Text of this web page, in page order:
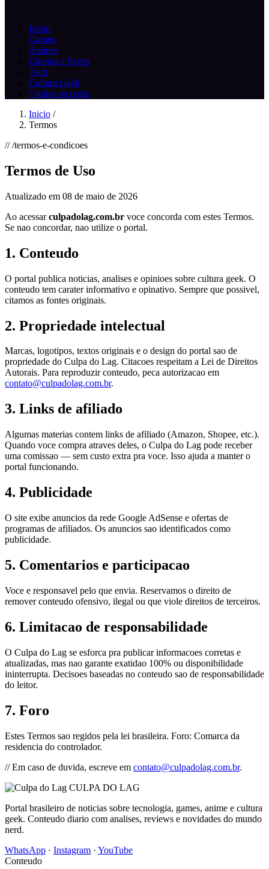
Inicio
Games
Animes
Cinema e Series
Tech
Cultura Geek
// todos os posts
Inicio /
Termos
// /termos-e-condicoes
Termos de Uso
Atualizado em 08 de maio de 2026
Ao acessarculpadolag.com.br voce concorda com estes Termos.
Se nao concordar, nao utilize o portal.
1. Conteudo
O portal publica noticias, analises e opinioes sobre cultura geek. O
conteudo tem carater informativo e opinativo. Sempre que possivel,
citamos as fontes originais.
2. Propriedade intelectual
Marcas, logotipos, textos originais e o design do portal sao de
propriedade do Culpa do Lag. Citacoes respeitam a Lei de Direitos
Autorais. Para reproduzir conteudo, peca autorizacao em
contato@culpadolag.com.br.
3. Links de afiliado
Algumas materias contem links de afiliado (Amazon, Shopee, etc.).
Quando voce compra atraves deles, o Culpa do Lag pode receber
uma comissao — sem custo extra pra voce. Isso ajuda a manter o
portal funcionando.
4. Publicidade
O site exibe anuncios da rede Google AdSense e ofertas de
programas de afiliados. Os anuncios sao identificados como
publicidade.
5. Comentarios e participacao
Voce e responsavel pelo que envia. Reservamos o direito de
remover conteudo ofensivo, ilegal ou que viole direitos de terceiros.
6. Limitacao de responsabilidade
O Culpa do Lag se esforca pra publicar informacoes corretas e
atualizadas, mas nao garante exatidao 100% ou disponibilidade
ininterrupta. Decisoes baseadas no conteudo sao de responsabilidade
do leitor.
7. Foro
Estes Termos sao regidos pela lei brasileira. Foro: Comarca da
residencia do controlador.
// Em caso de duvida, escreve em contato@culpadolag.com.br.
CULPA DO LAG
Portal brasileiro de noticias sobre tecnologia, games, anime e cultura
geek. Conteudo diario com analises, reviews e novidades do mundo
nerd.
WhatsApp · Instagram · YouTube
Conteudo